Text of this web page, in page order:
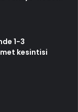
1-3
kesintisi